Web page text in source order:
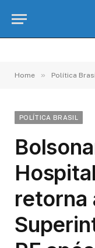
Home » Política
POLÍTICA BRASIL
retorna